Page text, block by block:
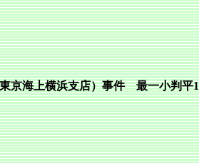
海上横浜支店）事件 最一小判平